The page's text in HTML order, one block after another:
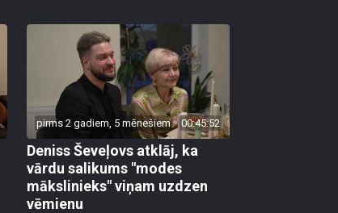
pirms 2 gadiem, 5 mēnešiem 00:45:52
Deniss Ševeļovs atklāj, ka
vārdu salikums "modes
mākslinieks" viņam uzdzen
vēmienu